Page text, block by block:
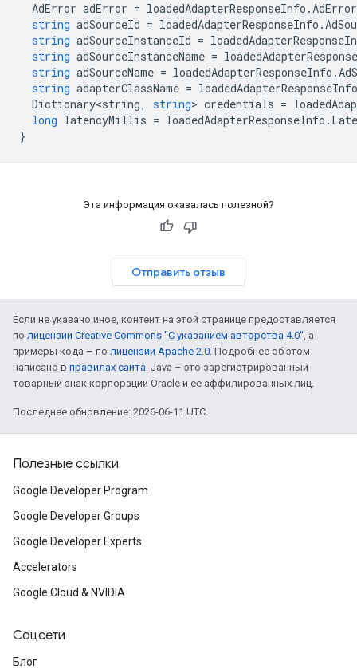
AdError adError = loadedAdapterResponseInfo .AdError
string adSourceId = loadedAdapterResponseInfo .
string adSourceInstanceId =
string adSourceInstanceName =
string adSourceName = loadedAdapterResponseInfo .
string adapterClassName = loadedAdapterResponseInfo
Dictionary<string, string> credentials =
long latencyMillis = loadedAdapterResponseInfo .
}
Эта информация оказалась полезной?
Отправить отзыв
Если не указано иное, контент на этой странице предоставляется
по лицензии Creative Commons "С указанием авторства 4.0", а
примеры кода – по лицензии Apache 2.0. Подробнее об этом
написано в правилах сайта. Java – это зарегистрированный
товарный знак корпорации Oracle и ее аффилированных лиц.
Последнее обновление: 2026-06-11 UTC.
Полезные ссылки
Google Developer Program
Google Developer Groups
Google Developer Experts
Accelerators
Google Cloud & NVIDIA
Соцсети
Блог